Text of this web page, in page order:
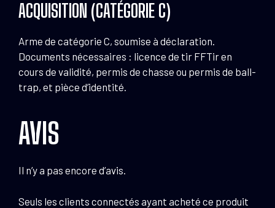
ACQUISITION (CATÉGORIE C)
Arme de catégorie C, soumise à déclaration.
Documents nécessaires : licence de tir FFTir en
cours de validité, permis de chasse ou permis de ball-
trap, et pièce d’identité.
AVIS
Il n’y a pas encore d’avis.
Seuls les clients connectés ayant acheté ce produit